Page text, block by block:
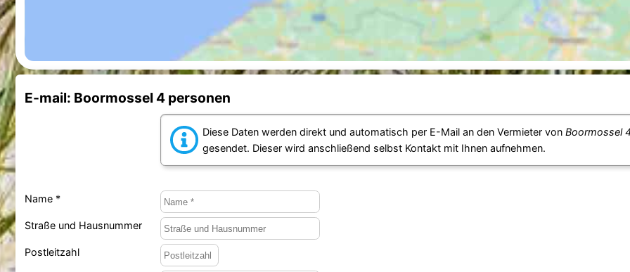
E-mail: Boormossel 4 personen
Diese Daten werden direkt und automatisch per E-Mail an den Vermieter von Boormossel
gesendet. Dieser wird anschließend selbst Kontakt mit Ihnen aufnehmen.
Name *
Straße und Hausnummer
Postleitzahl